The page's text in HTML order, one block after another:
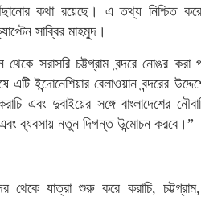
কথা রয়েছে। এ তথ্য নিশ্চিত
সাব্বির মাহমুদ।
সরাসরি চট্টগ্রাম বন্দরে নোঙর করা
ইন্দোনেশিয়ার বেলাওয়ান বন্দরের
এবং দুবাইয়ের সঙ্গে বাংলাদেশের
এবং ব্যবসায় নতুন দিগন্ত উন্মোচন করবে।”
যাত্রা শুরু করে করাচি, চট্টগ্রাম,